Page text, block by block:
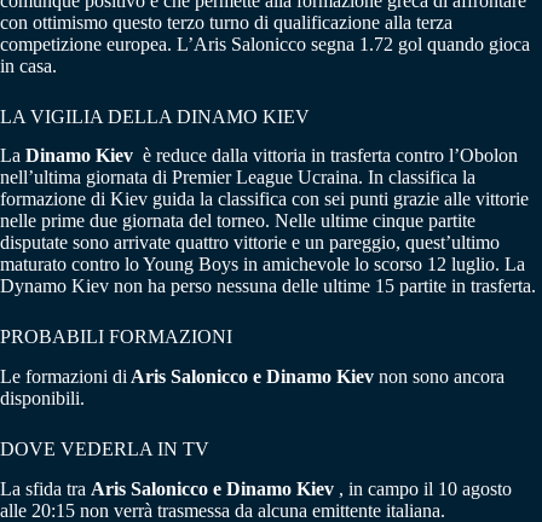
con ottimismo questo terzo turno di qualificazione alla terza
competizione europea. L’Aris Salonicco segna 1.72 gol quando gioca
in casa.
LA VIGILIA DELLA DINAMO KIEV
La Dinamo Kiev è reduce dalla vittoria in trasferta contro l’Obolon
nell’ultima giornata di Premier League Ucraina. In classifica la
formazione di Kiev guida la classifica con sei punti grazie alle vittorie
nelle prime due giornata del torneo. Nelle ultime cinque partite
disputate sono arrivate quattro vittorie e un pareggio, quest’ultimo
maturato contro lo Young Boys in amichevole lo scorso 12 luglio. La
Dynamo Kiev non ha perso nessuna delle ultime 15 partite in trasferta.
PROBABILI FORMAZIONI
Le formazioni di Aris Salonicco e Dinamo Kiev non sono ancora
disponibili.
DOVE VEDERLA IN TV
La sfida tra Aris Salonicco e Dinamo Kiev , in campo il 10 agosto
alle 20:15 non verrà trasmessa da alcuna emittente italiana.